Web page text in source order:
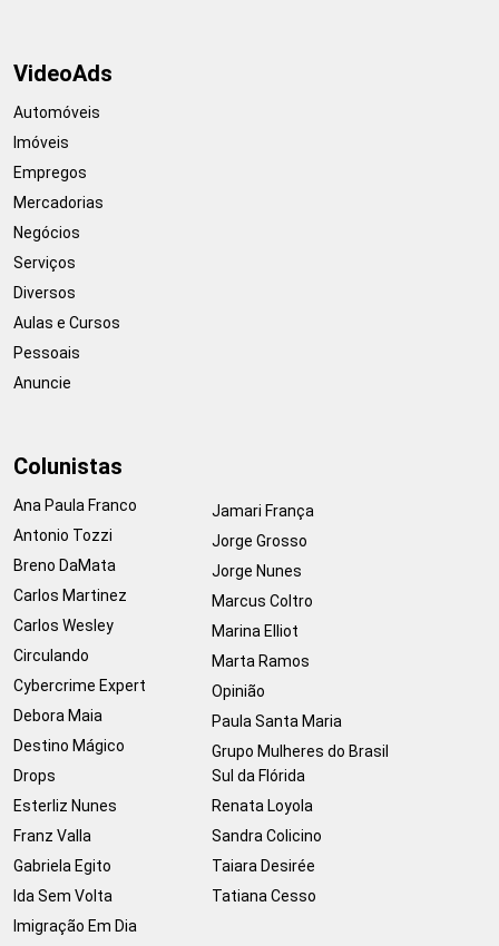
VideoAds
Automóveis
Imóveis
Empregos
Mercadorias
Negócios
Serviços
Diversos
Aulas e Cursos
Pessoais
Anuncie
Colunistas
Ana Paula Franco
Antonio Tozzi
Breno DaMata
Carlos Martinez
Carlos Wesley
Circulando
Cybercrime Expert
Debora Maia
Destino Mágico
Drops
Esterliz Nunes
Franz Valla
Gabriela Egito
Ida Sem Volta
Imigração Em Dia
Jamari França
Jorge Grosso
Jorge Nunes
Marcus Coltro
Marina Elliot
Marta Ramos
Opinião
Paula Santa Maria
Grupo Mulheres do Brasil
Sul da Flórida
Renata Loyola
Sandra Colicino
Taiara Desirée
Tatiana Cesso